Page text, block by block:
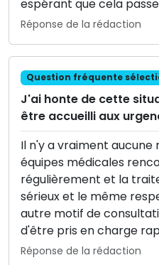
espérant que cela
Réponse de la rédaction
Question fréquente
J'ai honte de cette
être accueilli aux
Il n'y a vraiment aucune
équipes médicales
régulièrement et la
sérieux et le même
autre motif de
d'être pris en charge
Réponse de la rédaction